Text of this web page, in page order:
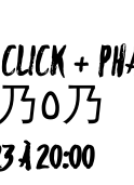
+
THEOREME + 乃٥乃
À 20:00